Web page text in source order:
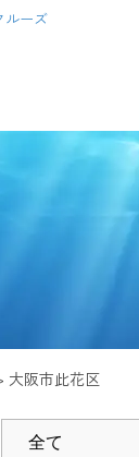
ルーズ
大阪市此花区